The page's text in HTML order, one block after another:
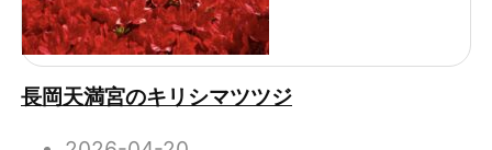
長岡天満宮のキリシマツツジ